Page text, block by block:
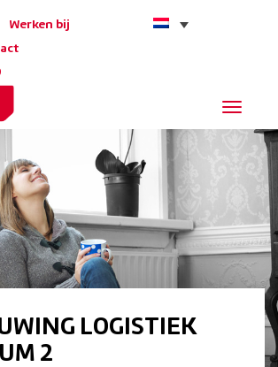
Werken bij
LOGISTIEK
2